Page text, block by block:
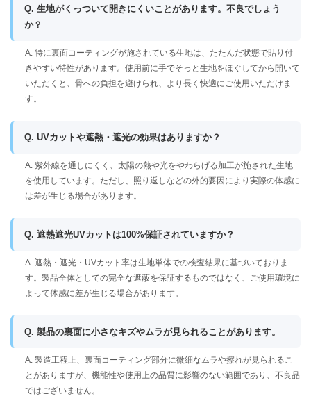
Q. 生地がくっついて開きにくいことがあります。不良でしょう
か？
A. 特に裏面コーティングが施されている生地は、たたんだ状態で貼り付
きやすい特性があります。使用前に手でそっと生地をほぐしてから開いて
いただくと、骨への負担を避けられ、より長く快適にご使用いただけま
す。
Q. UVカットや遮熱・遮光の効果はありますか？
A. 紫外線を通しにくく、太陽の熱や光をやわらげる加工が施された生地
を使用しています。ただし、照り返しなどの外的要因により実際の体感に
は差が生じる場合があります。
Q. 遮熱遮光UVカットは100%保証されていますか？
A. 遮熱・遮光・UVカット率は生地単体での検査結果に基づいておりま
す。製品全体としての完全な遮蔽を保証するものではなく、ご使用環境に
よって体感に差が生じる場合があります。
Q. 製品の裏面に小さなキズやムラが見られることがあります。
A. 製造工程上、裏面コーティング部分に微細なムラや擦れが見られるこ
とがありますが、機能性や使用上の品質に影響のない範囲であり、不良品
ではございません。